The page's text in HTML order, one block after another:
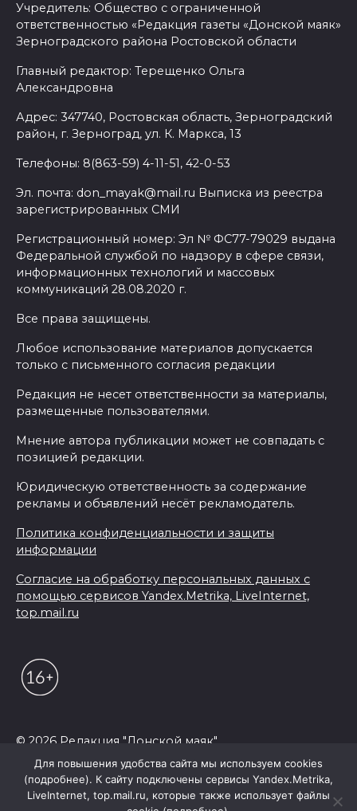
Учредитель: Общество с ограниченной
ответственностью «Редакция газеты «Донской маяк»
Зерноградского района Ростовской области
Главный редактор: Терещенко Ольга
Александровна
Адрес: 347740, Ростовская область, Зерноградский
район, г. Зерноград, ул. К. Маркса, 13
Телефоны: 8(863-59) 4-11-51, 42-0-53
Эл. почта: don_mayak@mail.ru Выписка из реестра
зарегистрированных СМИ
Регистрационный номер: Эл № ФС77-79029 выдана
Федеральной службой по надзору в сфере связи,
информационных технологий и массовых
коммуникаций 28.08.2020 г.
Все права защищены.
Любое использование материалов допускается
только с письменного согласия редакции
Редакция не несет ответственности за материалы,
размещенные пользователями.
Мнение автора публикации может не совпадать с
позицией редакции.
Юридическую ответственность за содержание
рекламы и объявлений несёт рекламодатель.
Политика конфиденциальности и защиты
информации
Согласие на обработку персональных данных с
помощью сервисов Yandex.Metrika, LiveInternet,
top.mail.ru
© 2026 Редакция "Донской маяк"
Для повышения удобства сайта мы используем cookies
(подробнее). К сайту подключены сервисы Yandex.Metrika,
LiveInternet, top.mail.ru, которые также использует файлы